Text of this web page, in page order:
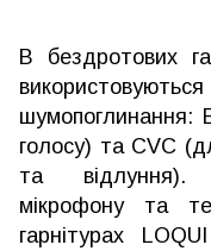
В бездротових
шумопоглинання:
голосу) та CVC
та відлуння).
мікрофону та
гарнітурах